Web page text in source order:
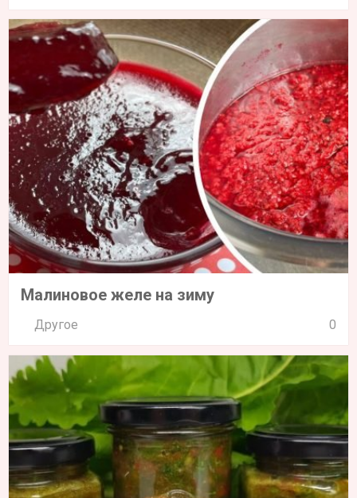
Малиновое желе на зиму
Другое 0